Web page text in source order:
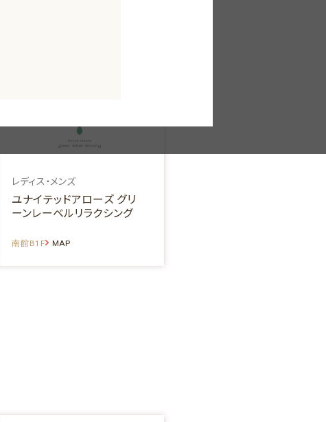
レディス・メンズ
ユナイテッドアローズ グリ
ーンレーベルリラクシング
南館B1F MAP